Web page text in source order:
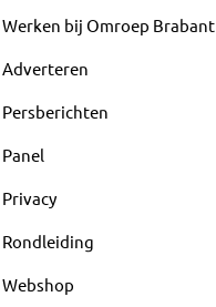
Werken bij Omroep Brabant
Adverteren
Persberichten
Panel
Privacy
Rondleiding
Webshop